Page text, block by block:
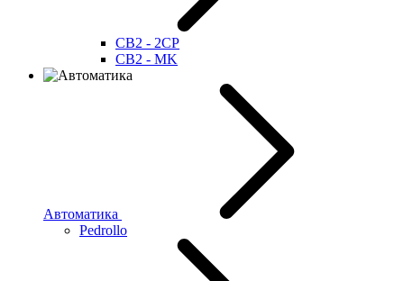
CB2 - 2CP
CB2 - MK
Автоматика
Pedrollo